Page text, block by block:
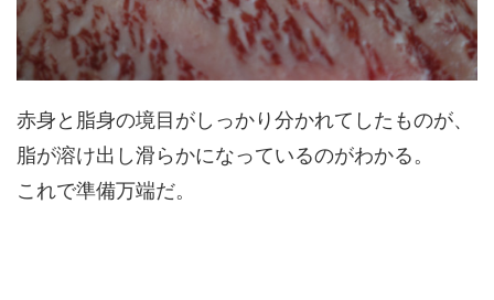
赤身と脂身の境目がしっかり分かれてしたものが、
脂が溶け出し滑らかになっているのがわかる。
これで準備万端だ。